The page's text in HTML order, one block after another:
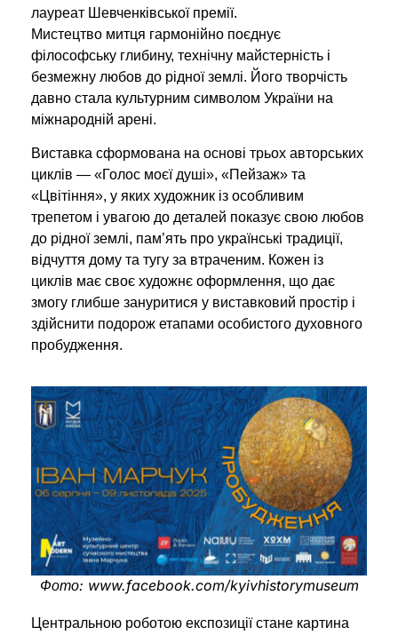
лауреат Шевченківської премії.
Мистецтво митця гармонійно поєднує
філософську глибину, технічну майстерність і
безмежну любов до рідної землі. Його творчість
давно стала культурним символом України на
міжнародній арені.
Виставка сформована на основі трьох авторських
циклів — «Голос моєї душі», «Пейзаж» та
«Цвітіння», у яких художник із особливим
трепетом і увагою до деталей показує свою любов
до рідної землі, пам’ять про українські традиції,
відчуття дому та тугу за втраченим. Кожен із
циклів має своє художнє оформлення, що дає
змогу глибше зануритися у виставковий простір і
здійснити подорож етапами особистого духовного
пробудження.
Фото: www.facebook.com/kyivhistorymuseum
Центральною роботою експозиції стане картина